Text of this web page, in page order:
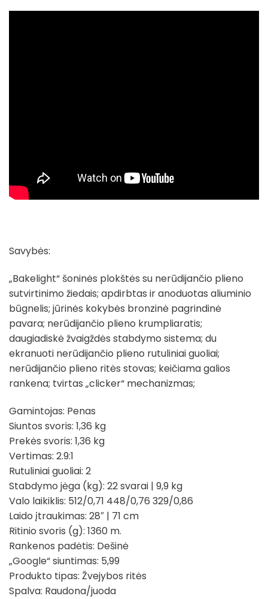
Savybės:
„Bakelight“ šoninės plokštės su nerūdijančio plieno
sutvirtinimo žiedais; apdirbtas ir anoduotas aliuminio
būgnelis; jūrinės kokybės bronzinė pagrindinė
pavara; nerūdijančio plieno krumpliaratis;
daugiadiskė žvaigždės stabdymo sistema; du
ekranuoti nerūdijančio plieno rutuliniai guoliai;
nerūdijančio plieno ritės stovas; keičiama galios
rankena; tvirtas „clicker“ mechanizmas;
Gamintojas: Penas
Siuntos svoris: 1,36 kg
Prekės svoris: 1,36 kg
Vertimas: 2.9:1
Rutuliniai guoliai: 2
Stabdymo jėga (kg): 22 svarai | 9,9 kg
Valo laikiklis: 512/0,71 448/0,76 329/0,86
Laido įtraukimas: 28″ | 71 cm
Ritinio svoris (g): 1360 m.
Rankenos padėtis: Dešinė
„Google“ siuntimas: 5,99
Produkto tipas: Žvejybos ritės
Spalva: Raudona/juoda